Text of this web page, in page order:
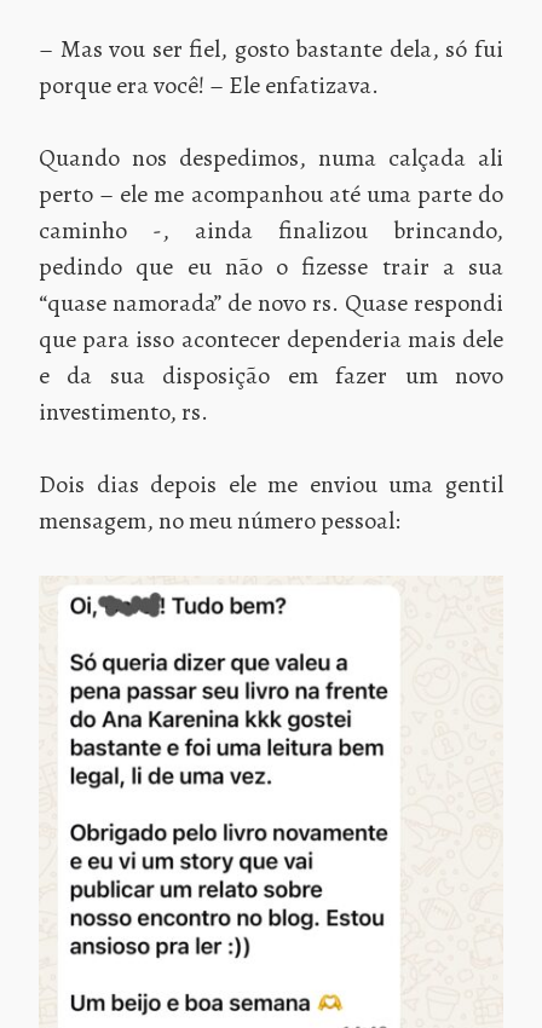
– Mas vou ser fiel, gosto bastante dela, só fui
porque era você! – Ele enfatizava.
Quando nos despedimos, numa calçada ali
perto – ele me acompanhou até uma parte do
caminho -, ainda finalizou brincando,
pedindo que eu não o fizesse trair a sua
“quase namorada” de novo rs. Quase respondi
que para isso acontecer dependeria mais dele
e da sua disposição em fazer um novo
investimento, rs.
Dois dias depois ele me enviou uma gentil
mensagem, no meu número pessoal: